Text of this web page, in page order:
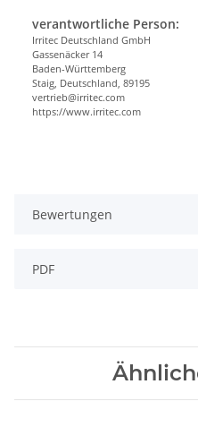
verantwortliche Person:
Irritec Deutschland GmbH
Gassenäcker 14
Baden-Württemberg
Staig, Deutschland, 89195
vertrieb@irritec.com
https://www.irritec.com
Bewertungen
PDF